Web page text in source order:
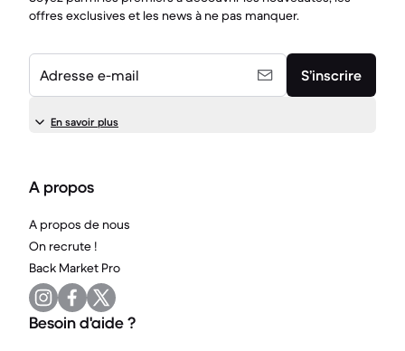
offres exclusives et les news à ne pas manquer.
Adresse e-mail S’inscrire
En savoir plus
A propos
A propos de nous
On recrute !
Back Market Pro
Besoin d'aide ?